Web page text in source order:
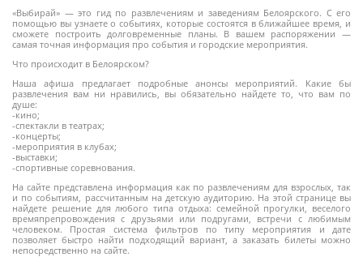
«Выбирай» — это гид по развлечениям и заведениям Белоярского. С его
помощью вы узнаете о событиях, которые состоятся в ближайшее время, и
сможете построить долговременные планы. В вашем распоряжении —
самая точная информация про события и городские мероприятия.
Что происходит в Белоярском?
Наша афиша предлагает подробные анонсы мероприятий. Какие бы
развлечения вам ни нравились, вы обязательно найдете то, что вам по
душе:
-кино;
-спектакли в театрах;
-концерты;
-мероприятия в клубах;
-выставки;
-спортивные соревнования.
На сайте представлена информация как по развлечениям для взрослых, так
и по событиям, рассчитанным на детскую аудиторию. На этой странице вы
найдете решение для любого типа отдыха: семейной прогулки, веселого
времяпрепровождения с друзьями или подругами, встречи с любимым
человеком. Простая система фильтров по типу мероприятия и дате
позволяет быстро найти подходящий вариант, а заказать билеты можно
непосредственно на сайте.